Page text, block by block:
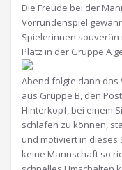
Die Freude bei der
Vorrundenspiel
Spielerinnen souverän
Platz in der Gruppe A
Abend folgte dann
aus Gruppe B, den
Hinterkopf, bei einem
schlafen zu können,
und motiviert in dieses
keine Mannschaft so